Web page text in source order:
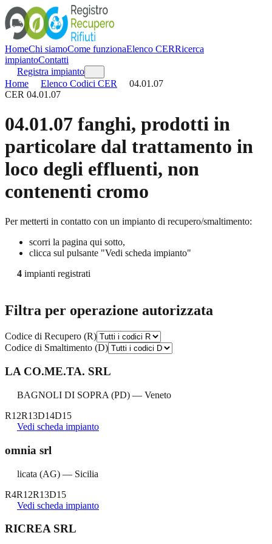
HomeChi siamoCome funzionaElenco CERRicerca
impiantoContatti
Registra impianto
Home
Elenco Codici CER
04.01.07
CER 04.01.07
04.01.07 fanghi, prodotti in
particolare dal trattamento in
loco degli effluenti, non
contenenti cromo
Per metterti in contatto con un impianto di recupero/smaltimento:
scorri la pagina qui sotto,
clicca sul pulsante "Vedi scheda impianto"
4 impianti registrati
Filtra per operazione autorizzata
Codice di Recupero (R)
Codice di Smaltimento (D)
LA CO.ME.TA. SRL
BAGNOLI DI SOPRA (PD) — Veneto
R12R13D14D15
Vedi scheda impianto
omnia srl
licata (AG) — Sicilia
R4R12R13D15
Vedi scheda impianto
RICREA SRL